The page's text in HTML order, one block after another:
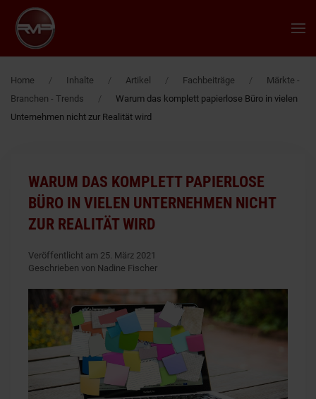
Zum Hauptinhalt springen
Home Inhalte Artikel Fachbeiträge
Märkte -
Branchen - Trends
Warum das komplett papierlose Büro in vielen
Unternehmen nicht zur Realität wird
WARUM DAS KOMPLETT PAPIERLOSE
BÜRO IN VIELEN UNTERNEHMEN NICHT
ZUR REALITÄT WIRD
Veröffentlicht am 25. März 2021
Geschrieben von Nadine Fischer